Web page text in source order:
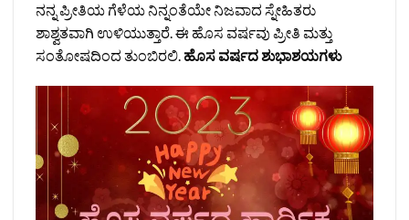
ನನ್ನ ಪ್ರೀತಿಯ ಗೆಳೆಯ ನಿನ್ನಂತೆಯೇ ನಿಜವಾದ ಸ್ನೇಹಿತರು
ಶಾಶ್ವತವಾಗಿ ಉಳಿಯುತ್ತಾರೆ. ಈ ಹೊಸ ವರ್ಷವು ಪ್ರೀತಿ ಮತ್ತು
ಸಂತೋಷದಿಂದ ತುಂಬಿರಲಿ.ಹೊಸ ವರ್ಷದ ಶುಭಾಶಯಗಳು